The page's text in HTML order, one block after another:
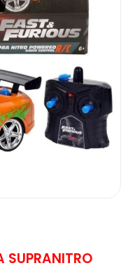
SUPRANITRO